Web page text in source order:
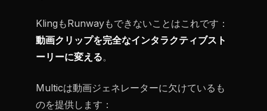
KlingもRunwayもできないことはこれです：
動画クリップを完全なインタラクティブスト
ーリーに変える。
Multicは動画ジェネレーターに欠けているも
のを提供します：